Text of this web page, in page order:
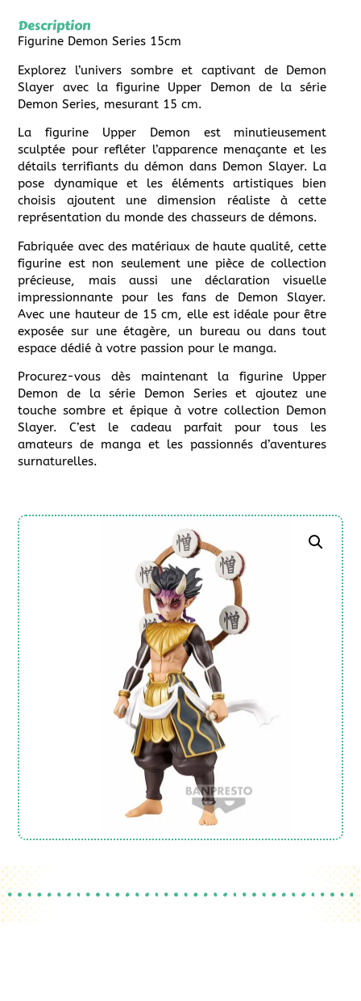
Description
Figurine Demon Series 15cm
Explorez l’univers sombre et captivant de Demon
Slayer avec la figurine Upper Demon de la série
Demon Series, mesurant 15 cm.
La figurine Upper Demon est minutieusement
sculptée pour refléter l’apparence menaçante et les
détails terrifiants du démon dans Demon Slayer. La
pose dynamique et les éléments artistiques bien
choisis ajoutent une dimension réaliste à cette
représentation du monde des chasseurs de démons.
Fabriquée avec des matériaux de haute qualité, cette
figurine est non seulement une pièce de collection
précieuse, mais aussi une déclaration visuelle
impressionnante pour les fans de Demon Slayer.
Avec une hauteur de 15 cm, elle est idéale pour être
exposée sur une étagère, un bureau ou dans tout
espace dédié à votre passion pour le manga.
Procurez-vous dès maintenant la figurine Upper
Demon de la série Demon Series et ajoutez une
touche sombre et épique à votre collection Demon
Slayer. C’est le cadeau parfait pour tous les
amateurs de manga et les passionnés d’aventures
surnaturelles.